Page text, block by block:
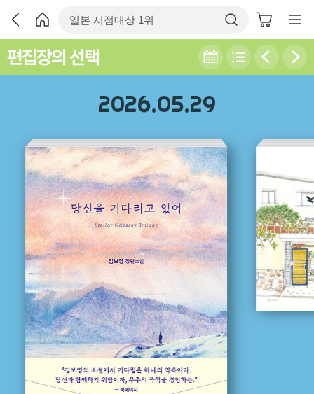
편집장의 선택
2026.05.29